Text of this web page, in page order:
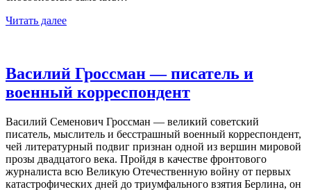
Читать далее
Василий Гроссман — писатель и
военный корреспондент
Василий Семенович Гроссман — великий советский
писатель, мыслитель и бесстрашный военный корреспондент,
чей литературный подвиг признан одной из вершин мировой
прозы двадцатого века. Пройдя в качестве фронтового
журналиста всю Великую Отечественную войну от первых
катастрофических дней до триумфального взятия Берлина, он